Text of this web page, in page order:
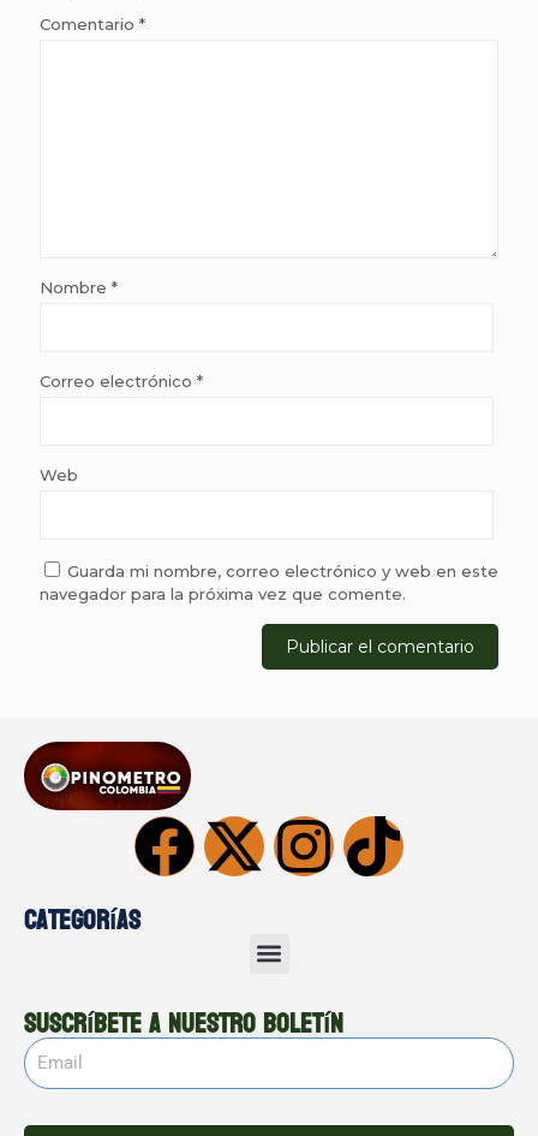
Comentario *
Nombre *
Correo electrónico *
Web
Guarda mi nombre, correo electrónico y web en este
navegador para la próxima vez que comente.
Categorías
Suscríbete a nuestro boletín